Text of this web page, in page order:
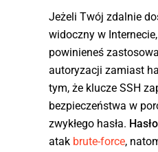
Jeżeli Twój zdalnie
widoczny w
powinieneś
autoryzacji zamiast
tym, że klucze SSH
bezpieczeństwa w
zwykłego hasła.
atak brute-force,